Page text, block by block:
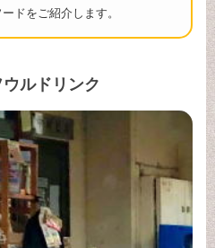
ドをご紹介します。
ルドリンク